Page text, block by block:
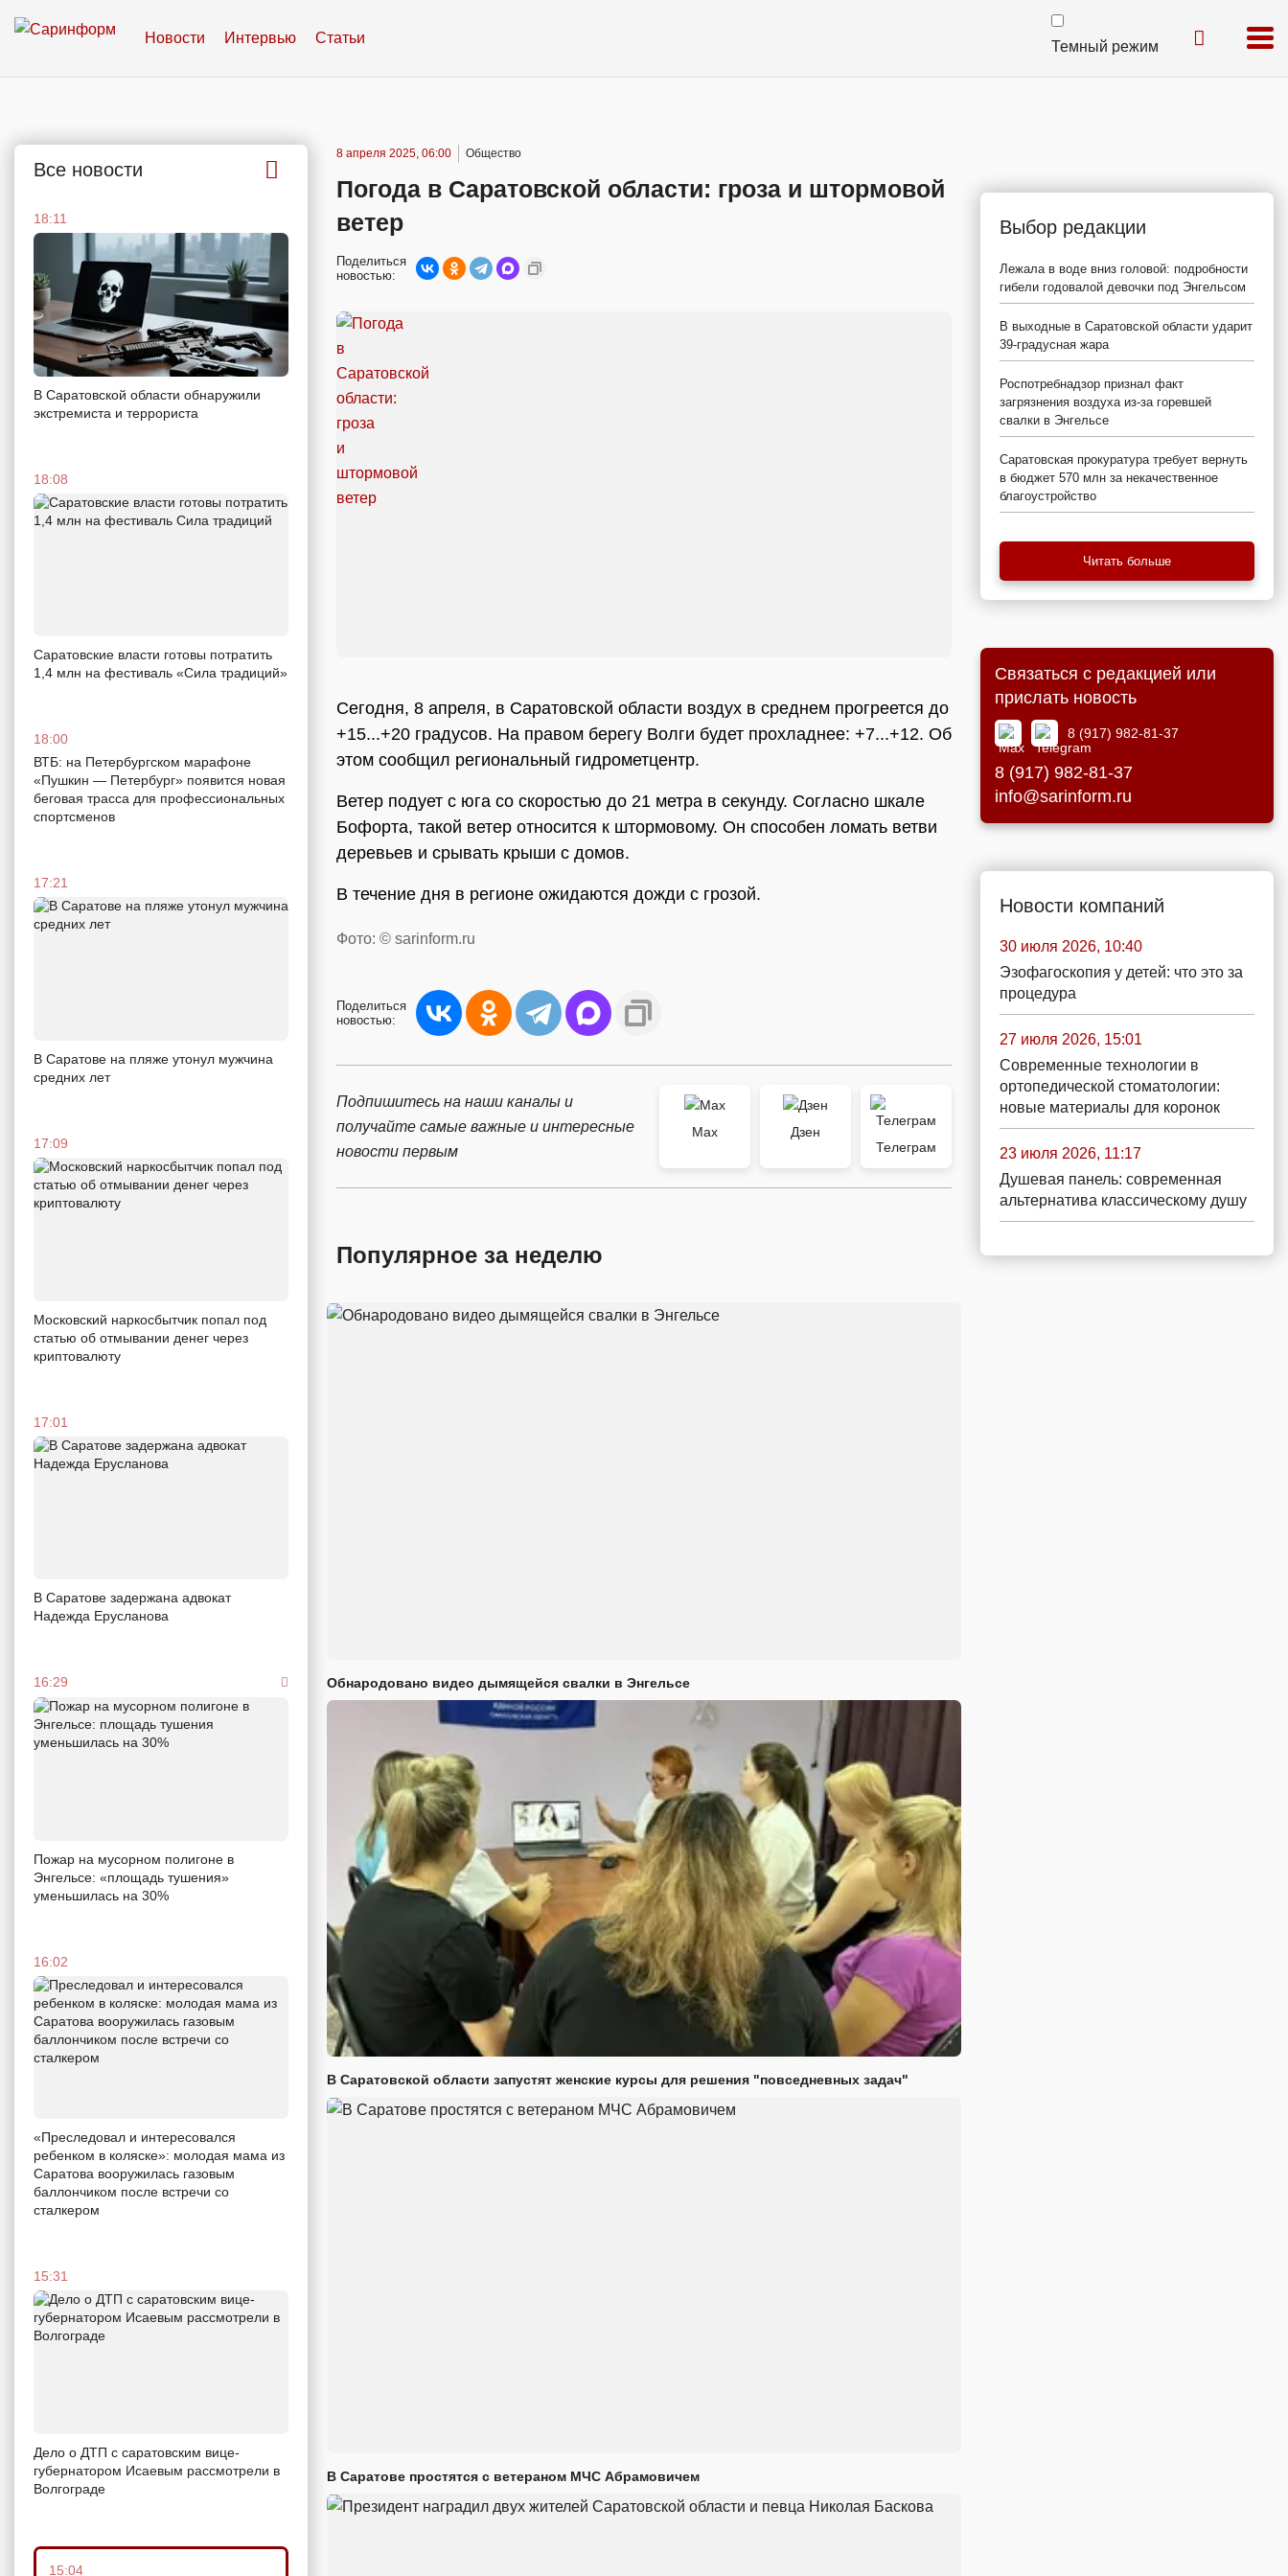
Новости Интервью Статьи
Темный режим
Все новости
18:11
В Саратовской области обнаружили
экстремиста и террориста
18:08
Саратовские власти готовы потратить
1,4 млн на фестиваль «Сила традиций»
18:00
ВТБ: на Петербургском марафоне
«Пушкин — Петербург» появится новая
беговая трасса для профессиональных
спортсменов
17:21
В Саратове на пляже утонул мужчина
средних лет
17:09
Московский наркосбытчик попал под
статью об отмывании денег через
криптовалюту
17:01
В Саратове задержана адвокат
Надежда Ерусланова
16:29
Пожар на мусорном полигоне в
Энгельсе: «площадь тушения»
уменьшилась на 30%
16:02
«Преследовал и интересовался
ребенком в коляске»: молодая мама из
Саратова вооружилась газовым
баллончиком после встречи со
сталкером
15:31
Дело о ДТП с саратовским вице-
губернатором Исаевым рассмотрели в
Волгограде
15:04
8 апреля 2025, 06:00 Общество
Погода в Саратовской области: гроза и штормовой
ветер
Поделиться
новостью:
Сегодня, 8 апреля, в Саратовской области воздух в среднем прогреется до
+15...+20 градусов. На правом берегу Волги будет прохладнее: +7...+12. Об
этом сообщил региональный гидрометцентр.
Ветер подует с юга со скоростью до 21 метра в секунду. Согласно шкале
Бофорта, такой ветер относится к штормовому. Он способен ломать ветви
деревьев и срывать крыши с домов.
В течение дня в регионе ожидаются дожди с грозой.
Фото: © sarinform.ru
Поделиться
новостью:
Подпишитесь на наши каналы и
получайте самые важные и интересные
новости первым
Max
Дзен
Телеграм
Популярное за неделю
Обнародовано видео дымящейся свалки в Энгельсе
В Саратовской области запустят женские курсы для решения "повседневных задач"
В Саратове простятся с ветераном МЧС Абрамовичем
Выбор редакции
Лежала в воде вниз головой: подробности
гибели годовалой девочки под Энгельсом
В выходные в Саратовской области ударит
39-градусная жара
Роспотребнадзор признал факт
загрязнения воздуха из-за горевшей
свалки в Энгельсе
Саратовская прокуратура требует вернуть
в бюджет 570 млн за некачественное
благоустройство
Читать больше
Связаться с редакцией или
прислать новость
8 (917) 982-81-37
8 (917) 982-81-37
info@sarinform.ru
Новости компаний
30 июля 2026, 10:40
Эзофагоскопия у детей: что это за
процедура
27 июля 2026, 15:01
Современные технологии в
ортопедической стоматологии:
новые материалы для коронок
23 июля 2026, 11:17
Душевая панель: современная
альтернатива классическому душу